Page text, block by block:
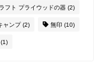
フト プライウッドの器 (2)
ャンプ(2) 無印 (10)
(1)